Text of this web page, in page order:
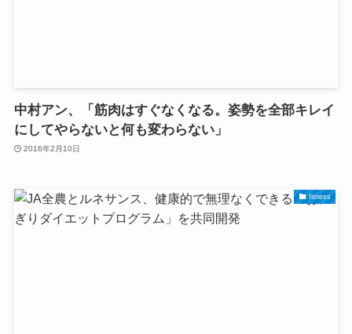
中村アン、「筋肉はすぐなくなる。姿勢を全部キレイ
にしてやらないと何も変わらない」
2016年2月10日
fitness